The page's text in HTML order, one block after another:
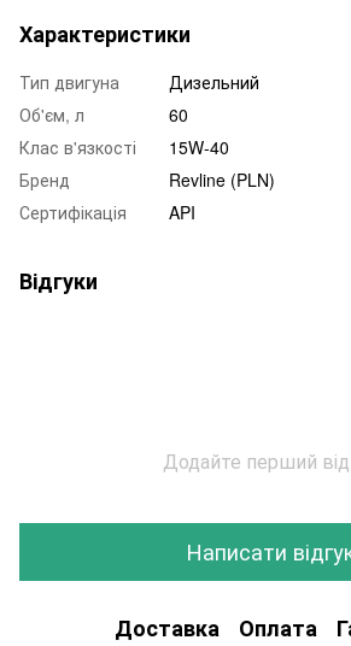
Характеристики
Тип двигуна
Дизельний
Об'єм, л
60
Клас в'язкості
15W-40
Бренд
Revline (PLN)
Сертифікація
API
Відгуки
Додайте перший
Написати
Доставка Оплата